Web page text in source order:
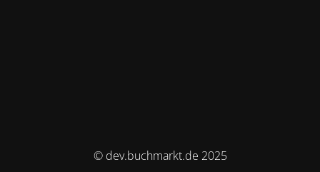
© dev.buchmarkt.de 2025